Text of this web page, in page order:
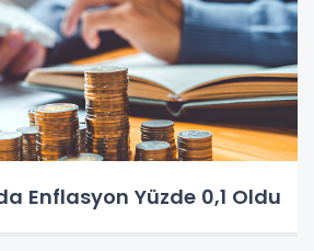
Enflasyon Yüzde 0,1 Oldu